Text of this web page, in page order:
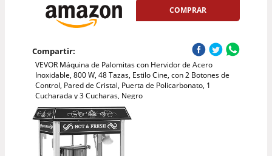
COMPRAR
Compartir:
VEVOR Máquina de Palomitas con Hervidor de Acero
Inoxidable, 800 W, 48 Tazas, Estilo Cine, con 2 Botones de
Control, Pared de Cristal, Puerta de Policarbonato, 1
Cucharada y 3 Cucharas, Negro